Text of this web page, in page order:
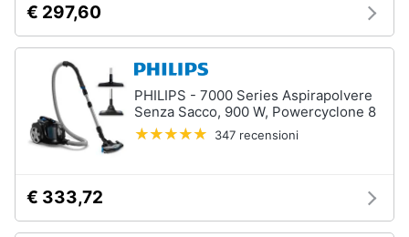
€ 297,60
PHILIPS - 7000 Series Aspirapolvere
Senza Sacco, 900 W, Powercyclone 8
347 recensioni
€ 333,72